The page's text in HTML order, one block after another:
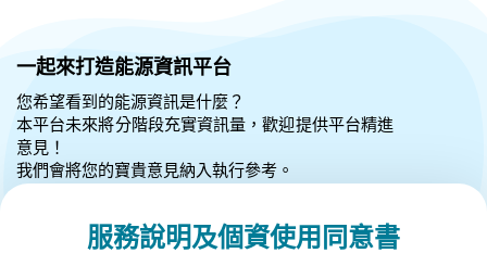
一起來打造能源資訊平台
您希望看到的能源資訊是什麼？
本平台未來將分階段充實資訊量，歡迎提供平台精進
意見！
我們會將您的寶貴意見納入執行參考。
服務說明及個資使用同意書